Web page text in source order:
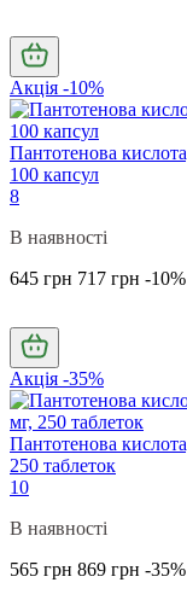
Акція -10%
Пантотенова
100 капсул
8
В наявності
645 грн 717 грн -10%
Акція -35%
Пантотенова
250 таблеток
10
В наявності
565 грн 869 грн -35%